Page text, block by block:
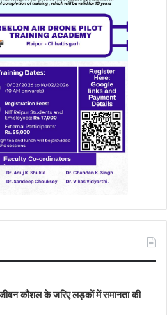
जीवन कौशल के जरिए लड़कों में समानता की